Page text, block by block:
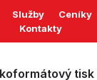
Služby Ceníky
Kontakty
tisk